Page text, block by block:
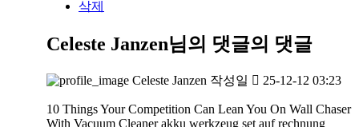
삭제
Celeste Janzen님의 댓글의 댓글
Celeste Janzen 작성일 25-12-12 03:23
10 Things Your Competition Can Lean You On Wall Chaser
With Vacuum Cleaner akku werkzeug set auf rechnung